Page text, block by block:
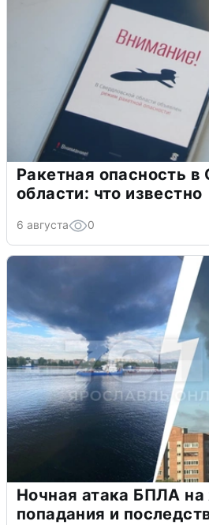
Ракетная опасность в
области: что известно
6 августа 0
Ночная атака БПЛА на
попадания и